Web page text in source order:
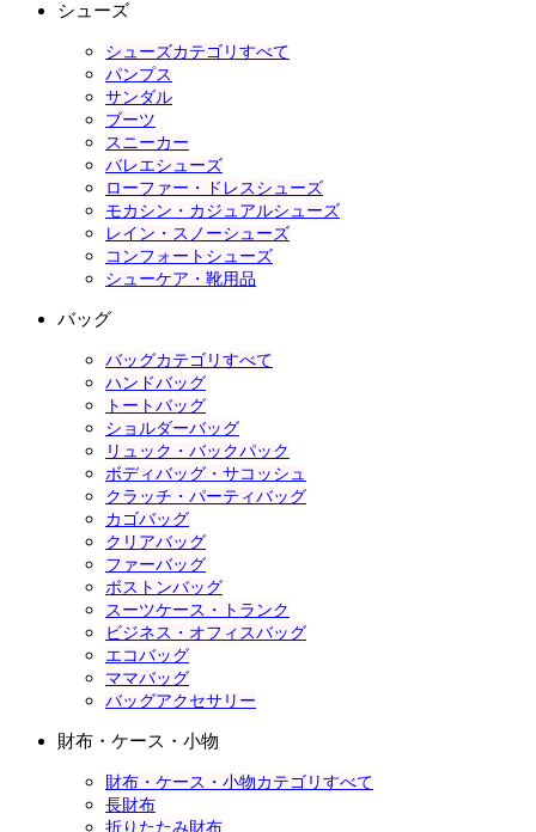
シューズ
シューズカテゴリすべて
パンプス
サンダル
ブーツ
スニーカー
バレエシューズ
ローファー・ドレスシューズ
モカシン・カジュアルシューズ
レイン・スノーシューズ
コンフォートシューズ
シューケア・靴用品
バッグ
バッグカテゴリすべて
ハンドバッグ
トートバッグ
ショルダーバッグ
リュック・バックパック
ボディバッグ・サコッシュ
クラッチ・パーティバッグ
カゴバッグ
クリアバッグ
ファーバッグ
ボストンバッグ
スーツケース・トランク
ビジネス・オフィスバッグ
エコバッグ
ママバッグ
バッグアクセサリー
財布・ケース・小物
財布・ケース・小物カテゴリすべて
長財布
折りたたみ財布